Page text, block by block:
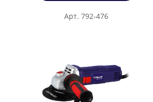
Арт. 792-476